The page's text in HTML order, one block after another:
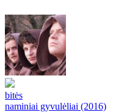
bitės
naminiai gyvulėliai (2016)